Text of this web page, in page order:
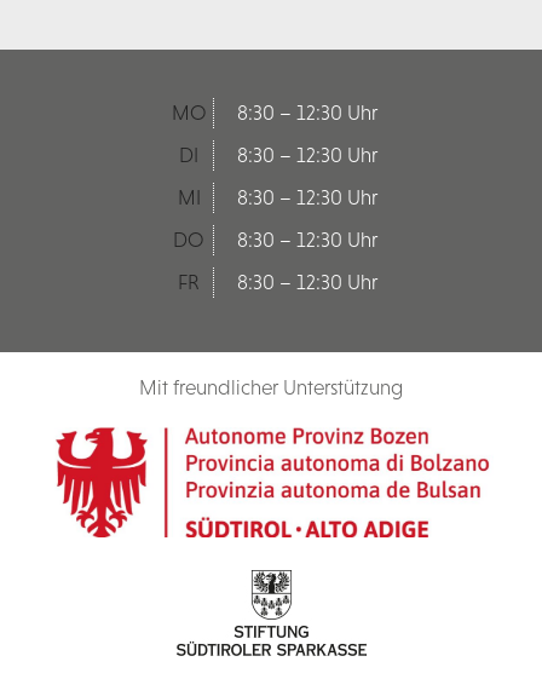
MO
8:30 – 12:30 Uhr
DI
8:30 – 12:30 Uhr
MI
8:30 – 12:30 Uhr
DO
8:30 – 12:30 Uhr
FR
8:30 – 12:30 Uhr
Mit freundlicher Unterstützung